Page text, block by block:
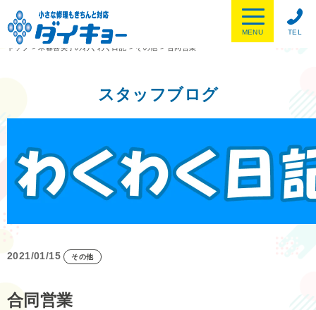
TEL
MENU
トップ
> 木暮喜美子のわくわく日記 > その他 > 合同営業
スタッフブログ
2021/01/15 その他
合同営業